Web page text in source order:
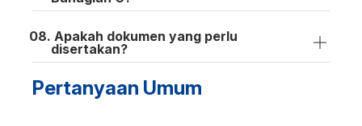
Apakah dokumen yang perlu
disertakan?
Pertanyaan Umum